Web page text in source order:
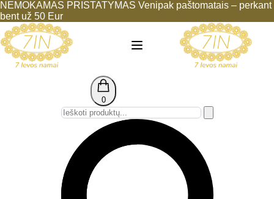
NEMOKAMAS PRISTATYMAS Venipak paštomatais – perkant
bent už 50 Eur
0